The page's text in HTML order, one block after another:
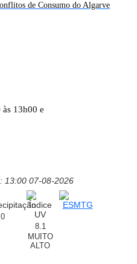
de Consumo do Algarve
13h00 e
13:00 07-08-2026
0
8.1
MUITO
ALTO